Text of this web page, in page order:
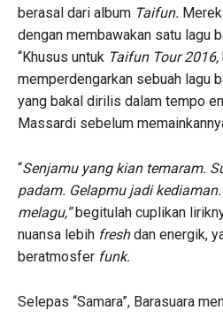
berasal dari album Taifun.
dengan membawakan satu lagu
“Khusus untuk Taifun Tour 2016,
memperdengarkan sebuah lagu
yang bakal dirilis dalam tempo
Massardi sebelum
“Senjamu yang kian temaram.
padam. Gelapmu jadi
melagu,”begitulah cuplikan
nuansa lebih freshdan energik,
beratmosfer funk.
Selepas “Samara”, Barasuara